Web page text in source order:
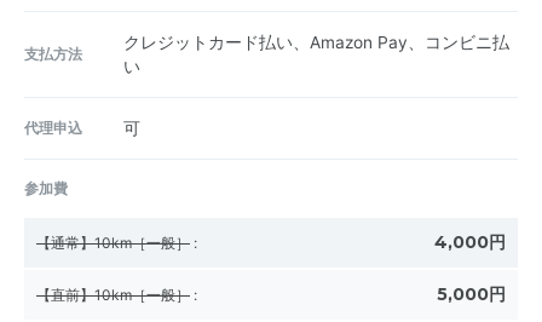
支払方法
クレジットカード払い、Amazon Pay、コンビニ払
い
代理申込 可
参加費
【通常】10km［一般］ : 4,000円
【直前】10km［一般］ : 5,000円